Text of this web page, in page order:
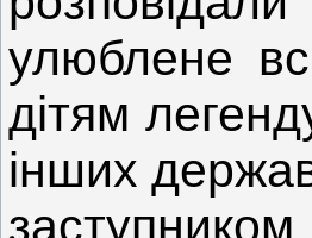
улюблене
дітям
інших
заступником